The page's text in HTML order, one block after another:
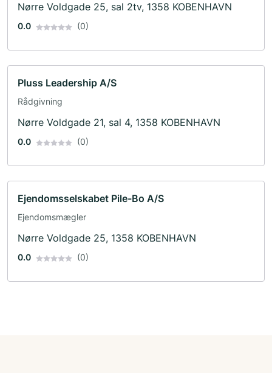
Nørre Voldgade 25, sal 2tv, 1358 KOBENHAVN
0.0 (0)
Pluss Leadership A/S
Rådgivning
Nørre Voldgade 21, sal 4, 1358 KOBENHAVN
0.0 (0)
Ejendomsselskabet Pile-Bo A/S
Ejendomsmægler
Nørre Voldgade 25, 1358 KOBENHAVN
0.0 (0)